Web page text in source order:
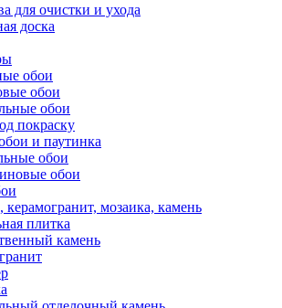
для очистки и ухода
доска
обои
обои
обои
покраску
и паутинка
обои
обои
керамогранит, мозаика, камень
плитка
камень